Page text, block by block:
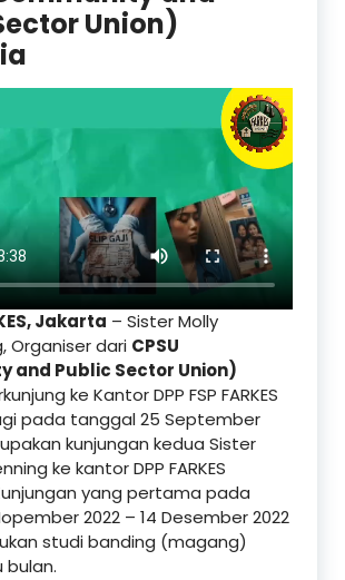
Union)
Jakarta – Sister Molly
Organiser dari CPSU
and Public Sector Union)
ke Kantor DPP FSP FARKES
pada tanggal 25 September
kunjungan kedua Sister
ke kantor DPP FARKES
yang pertama pada
2022 – 14 Desember 2022
studi banding (magang)